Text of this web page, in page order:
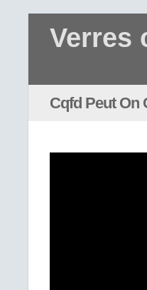
Verres
Cqfd Peut On